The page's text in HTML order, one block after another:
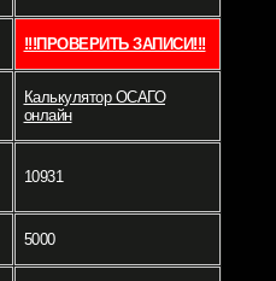
!!!ПРОВЕРИТЬ ЗАПИСИ!!!
Калькулятор ОСАГО
онлайн
10931
5000